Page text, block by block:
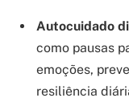
Autocuidado
como pausas
emoções,
resiliência